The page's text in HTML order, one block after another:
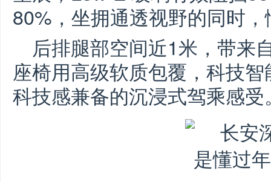
80%，坐拥通透视野的同时
后排腿部空间近1米，带来
座椅用高级软质包覆，科技
科技感兼备的沉浸式驾乘感受